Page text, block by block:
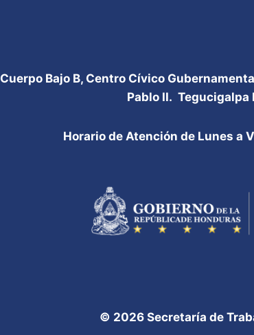
Cuerpo Bajo B, Centro Cívico
Pablo II. Tegucigalpa
Horario de Atención de Lunes a
© 2026 Secretaría de